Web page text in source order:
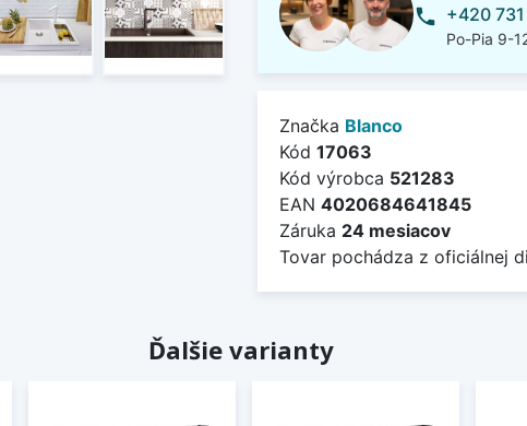
phone +420
Po-Pia 9-
Značka Blanco
Kód 17063
Kód výrobca 521283
EAN 4020684641845
Záruka 24 mesiacov
Tovar pochádza z oficiálnej
Ďalšie varianty